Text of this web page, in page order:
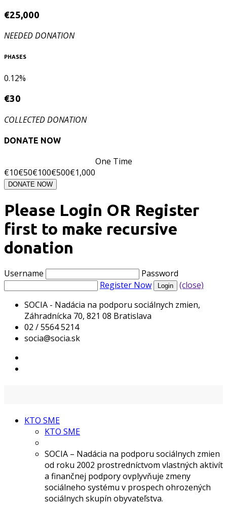
€25,000
NEEDED DONATION
PHASES
0.12%
€30
COLLECTED DONATION
DONATE NOW
One Time
€10€50€100€500€1,000
DONATE NOW
Please Login OR Register
first to make recursive
donation
Username
Password
Register Now
(close)
SOCIA - Nadácia na podporu sociálnych zmien,
Záhradnícka 70, 821 08 Bratislava
02 / 5564 5214
socia@socia.sk
KTO SME
KTO SME
SOCIA – Nadácia na podporu sociálnych zmien
od roku 2002 prostredníctvom vlastných aktivít
a finančnej podpory ovplyvňuje zmeny
sociálneho systému v prospech ohrozených
sociálnych skupín obyvateľstva.